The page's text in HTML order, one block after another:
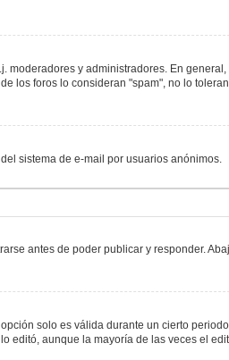
y administradores. En
los foros lo consideran "spam", no lo
sistema de e-mail por usuarios anónimos.
antes de poder publicar y responder.
solo es válida durante un cierto
editó, aunque la mayoría de las veces el